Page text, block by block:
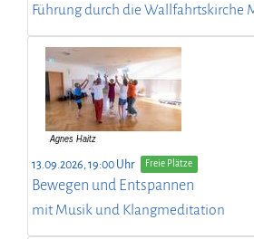
Führung durch die Wallfahrtskirche
13.09.2026, 19:00 Uhr Freie Plätze
Bewegen und Entspannen
mit Musik und Klangmeditation